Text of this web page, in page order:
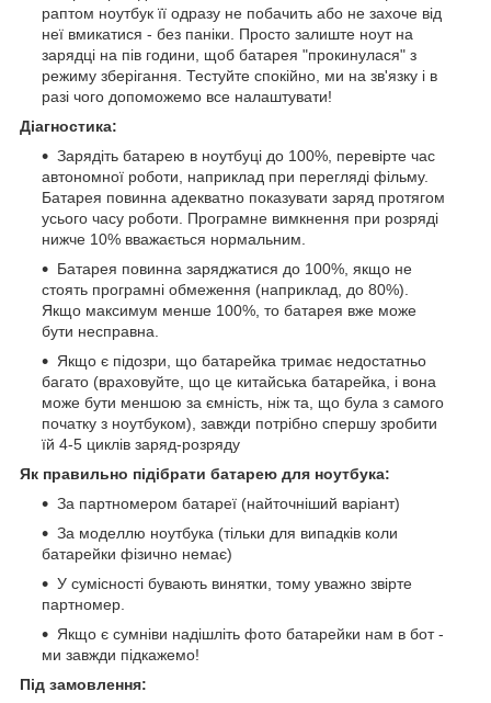
раптом ноутбук її одразу не побачить або не захоче від
неї вмикатися - без паніки. Просто залиште ноут на
зарядці на пів години, щоб батарея "прокинулася" з
режиму зберігання. Тестуйте спокійно, ми на зв'язку і в
разі чого допоможемо все налаштувати!
Діагностика:
Зарядіть батарею в ноутбуці до 100%, перевірте час
автономної роботи, наприклад при перегляді фільму.
Батарея повинна адекватно показувати заряд протягом
усього часу роботи. Програмне вимкнення при розряді
нижче 10% вважається нормальним.
Батарея повинна заряджатися до 100%, якщо не
стоять програмні обмеження (наприклад, до 80%).
Якщо максимум менше 100%, то батарея вже може
бути несправна.
Якщо є підозри, що батарейка тримає недостатньо
багато (враховуйте, що це китайська батарейка, і вона
може бути меншою за ємність, ніж та, що була з самого
початку з ноутбуком), завжди потрібно спершу зробити
їй 4-5 циклів заряд-розряду
Як правильно підібрати батарею для ноутбука:
За партномером батареї (найточніший варіант)
За моделлю ноутбука (тільки для випадків коли
батарейки фізично немає)
У сумісності бувають винятки, тому уважно звірте
партномер.
Якщо є сумніви надішліть фото батарейки нам в бот -
ми завжди підкажемо!
Під замовлення: